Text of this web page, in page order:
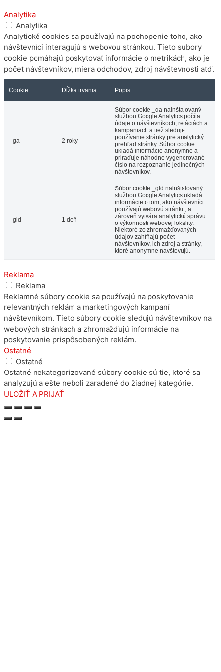
Analytika
Analytika
Analytické cookies sa používajú na pochopenie toho, ako
návštevníci interagujú s webovou stránkou. Tieto súbory
cookie pomáhajú poskytovať informácie o metrikách, ako je
počet návštevníkov, miera odchodov, zdroj návštevnosti atď.
Cookie Dĺžka trvania Popis
_ga 2 roky
Súbor cookie _ga nainštalovaný
službou Google Analytics počíta
údaje o návštevníkoch, reláciách a
kampaniach a tiež sleduje
používanie stránky pre analytický
prehľad stránky. Súbor cookie
ukladá informácie anonymne a
priraďuje náhodne vygenerované
číslo na rozpoznanie jedinečných
návštevníkov.
_gid 1 deň
Súbor cookie _gid nainštalovaný
službou Google Analytics ukladá
informácie o tom, ako návštevníci
používajú webovú stránku, a
zároveň vytvára analytickú správu
o výkonnosti webovej lokality.
Niektoré zo zhromažďovaných
údajov zahŕňajú počet
návštevníkov, ich zdroj a stránky,
ktoré anonymne navštevujú.
Reklama
Reklama
Reklamné súbory cookie sa používajú na poskytovanie
relevantných reklám a marketingových kampaní
návštevníkom. Tieto súbory cookie sledujú návštevníkov na
webových stránkach a zhromažďujú informácie na
poskytovanie prispôsobených reklám.
Ostatné
Ostatné
Ostatné nekategorizované súbory cookie sú tie, ktoré sa
analyzujú a ešte neboli zaradené do žiadnej kategórie.
ULOŽIŤ A PRIJAŤ